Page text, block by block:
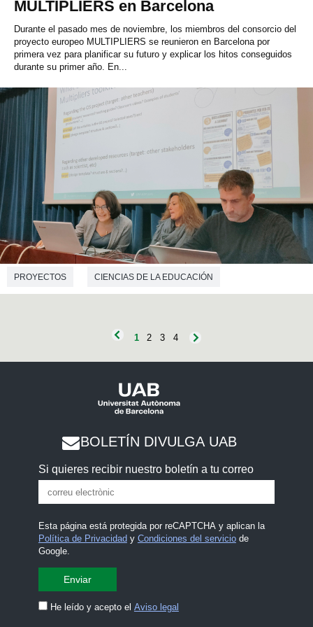
MULTIPLIERS en Barcelona
Durante el pasado mes de noviembre, los miembros del consorcio del
proyecto europeo MULTIPLIERS se reunieron en Barcelona por
primera vez para planificar su futuro y explicar los hitos conseguidos
durante su primer año. En...
PROYECTOS CIENCIAS DE LA EDUCACIÓN
1 2 3 4
BOLETÍN DIVULGA UAB
Si quieres recibir nuestro boletín a tu correo
Esta página está protegida por reCAPTCHA y aplican la
Política de Privacidad y Condiciones del serviciode
Google.
He leído y acepto el Aviso legal